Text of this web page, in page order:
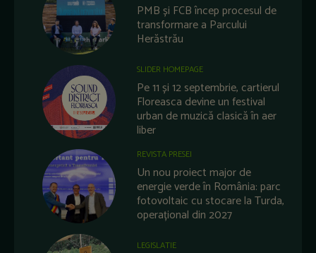
PMB și FCB încep procesul de
transformare a Parcului
Herăstrău
SLIDER HOMEPAGE
Pe 11 și 12 septembrie, cartierul
Floreasca devine un festival
urban de muzică clasică în aer
liber
REVISTA PRESEI
Un nou proiect major de
energie verde în România: parc
fotovoltaic cu stocare la Turda,
operațional din 2027
LEGISLATIE